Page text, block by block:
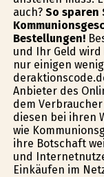
auch? So sparen
Bestellungen!
und Ihr Geld
nur einigen
Anbieter des
dem
diesen bei ihren
wie
ihre Botschaft
und
Einkäufen im